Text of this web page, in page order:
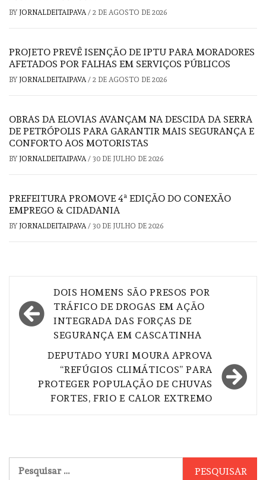
BY JORNALDEITAIPAVA/ 2 DE AGOSTO DE 2026
PROJETO PREVÊ ISENÇÃO DE IPTU PARA MORADORES
AFETADOS POR FALHAS EM SERVIÇOS PÚBLICOS
BY JORNALDEITAIPAVA/ 2 DE AGOSTO DE 2026
OBRAS DA ELOVIAS AVANÇAM NA DESCIDA DA SERRA
DE PETRÓPOLIS PARA GARANTIR MAIS SEGURANÇA E
CONFORTO AOS MOTORISTAS
BY JORNALDEITAIPAVA/ 30 DE JULHO DE 2026
PREFEITURA PROMOVE 4ª EDIÇÃO DO CONEXÃO
EMPREGO & CIDADANIA
BY JORNALDEITAIPAVA/ 30 DE JULHO DE 2026
Navegação
de
Post
DOIS HOMENS SÃO PRESOS POR
TRÁFICO DE DROGAS EM AÇÃO
INTEGRADA DAS FORÇAS DE
SEGURANÇA EM CASCATINHA
DEPUTADO YURI MOURA APROVA
“REFÚGIOS CLIMÁTICOS” PARA
PROTEGER POPULAÇÃO DE CHUVAS
FORTES, FRIO E CALOR EXTREMO